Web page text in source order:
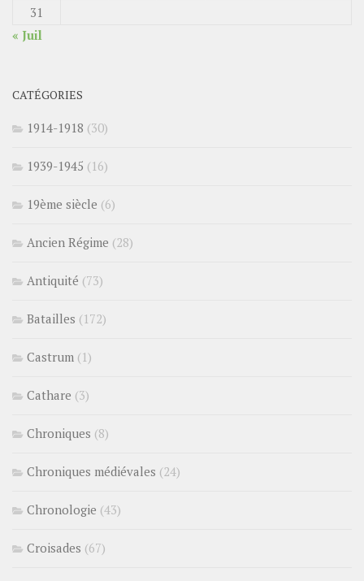
31
« Juil
CATÉGORIES
1914-1918 (30)
1939-1945 (16)
19ème siècle (6)
Ancien Régime (28)
Antiquité (73)
Batailles (172)
Castrum (1)
Cathare (3)
Chroniques (8)
Chroniques médiévales (24)
Chronologie (43)
Croisades (67)